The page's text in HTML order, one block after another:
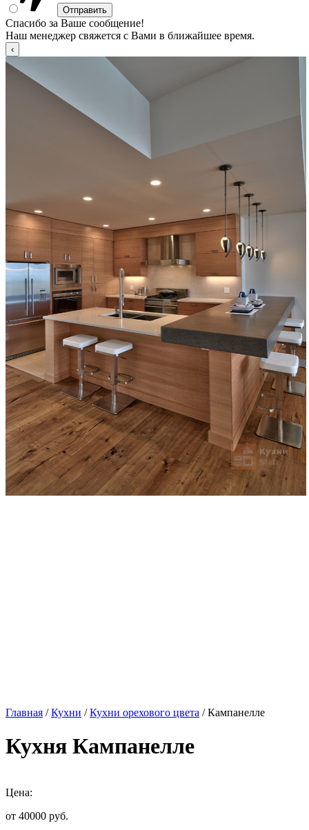
Спасибо за Ваше сообщение!
Наш менеджер свяжется с Вами в ближайшее время.
Главная /Кухни /Кухни орехового цвета / Кампанелле
Кухня Кампанелле
Цена:
от 40000 руб.